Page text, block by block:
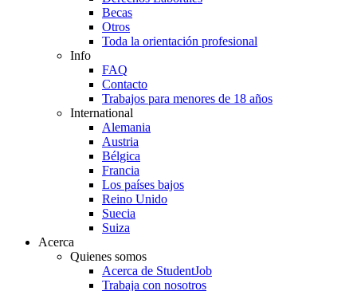
Becas
Otros
Toda la orientación profesional
Info
FAQ
Contacto
Trabajos para menores de 18 años
International
Alemania
Austria
Bélgica
Francia
Los países bajos
Reino Unido
Suecia
Suiza
Acerca
Quienes somos
Acerca de StudentJob
Trabaja con nosotros